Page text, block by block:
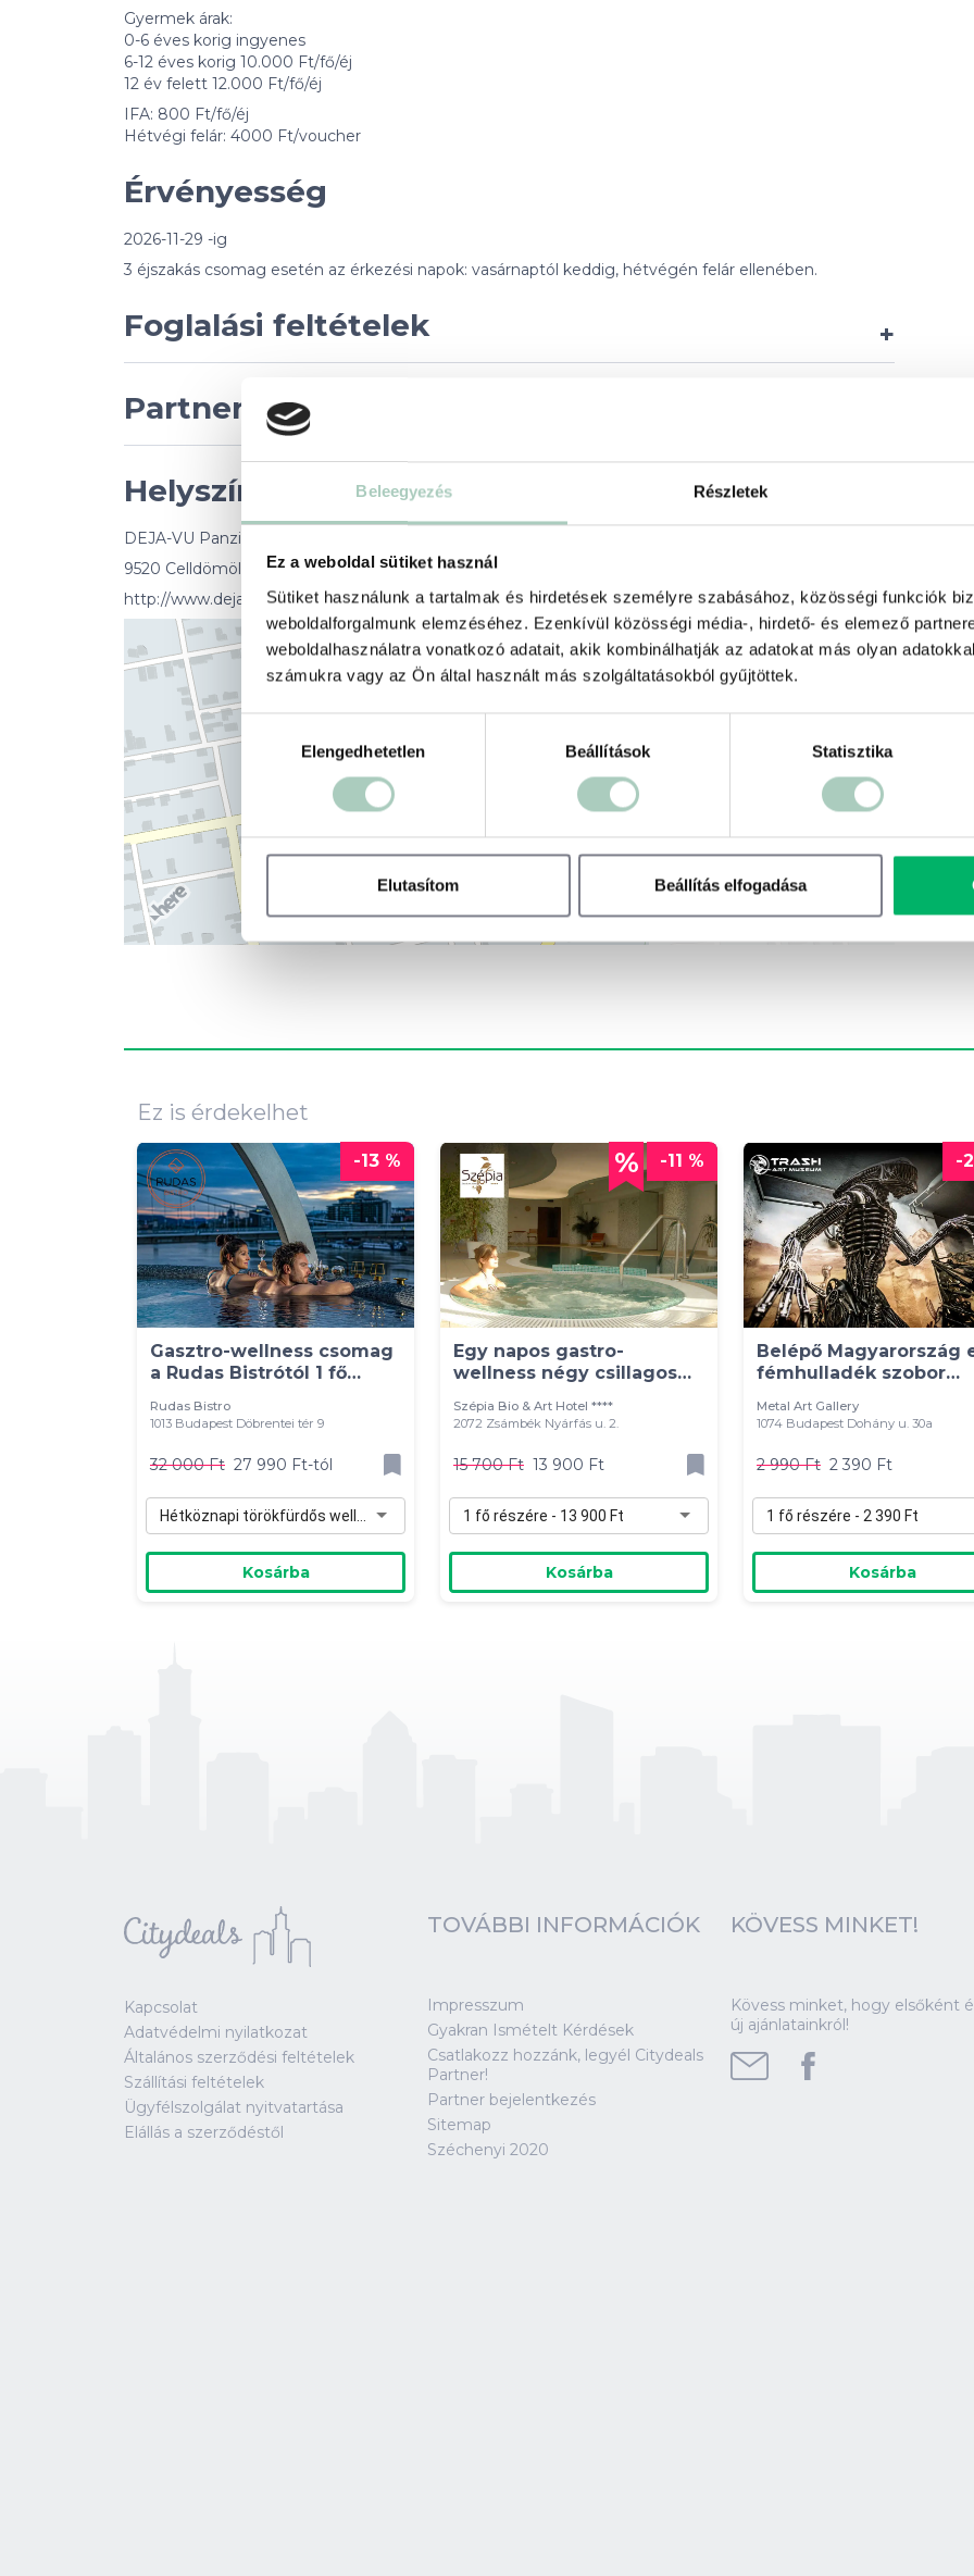
Beleegyezés Részletek
Ez a weboldal sütiket használ
Sütiket használunk a tartalmak és hirdetések személyre szabásához, közösségi funkciók
weboldalforgalmunk elemzéséhez. Ezenkívül közösségi média-, hirdető- és elemező
weboldalhasználatra vonatkozó adatait, akik kombinálhatják az adatokat más olyan
számukra vagy az Ön által használt más szolgáltatásokból gyűjtöttek.
kiválasztásaElengedhetetlen Beállítások Statisztika
Elutasítom Beállítás elfogadása
Gyermek árak:
0-6 éves korig ingyenes
6-12 éves korig 10.000 Ft/fő/éj
12 év felett 12.000 Ft/fő/éj
IFA: 800 Ft/fő/éj
Hétvégi felár: 4000 Ft/voucher
Érvényesség
2026-11-29 -ig
3 éjszakás csomag esetén az érkezési napok: vasárnaptól keddig, hétvégén felár ellenében.
Foglalási feltételek +
Partnerünkről
Helyszín
DEJA-VU Panzió
9520 Celldömölk Temesvári utca 5.
http://www.dejavupanzio.hu/
Ez is érdekelhet
-13 %
Gasztro-wellness csomag
a Rudas Bistrótól 1 fő
Rudas Bistro
1013 Budapest Döbrentei tér 9
32 000 Ft 27 990 Ft-tól
Kosárba
-11 %
Egy napos gastro-
wellness négy csillagos
Szépia Bio & Art Hotel ****
2072 Zsámbék Nyárfás u. 2.
15 700 Ft 13 900 Ft
1 fő részére - 13 900 Ft
Kosárba
-
Belépő Magyarország
fémhulladék szobor
Metal Art Gallery
1074 Budapest Dohány u. 30a
2 990 Ft 2 390 Ft
1 fő részére - 2 390 Ft
Kosárba
Kapcsolat
Adatvédelmi nyilatkozat
Általános szerződési feltételek
Szállítási feltételek
Ügyfélszolgálat nyitvatartása
Elállás a szerződéstől
TOVÁBBI INFORMÁCIÓK
Impresszum
Gyakran Ismételt Kérdések
Csatlakozz hozzánk, legyél Citydeals
Partner!
Partner bejelentkezés
Sitemap
Széchenyi 2020
KÖVESS MINKET!
Kövess minket, hogy elsőként
új ajánlatainkról!